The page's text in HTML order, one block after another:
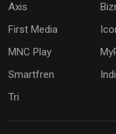
Axis
First Media
MNC Play
Smartfren
Tri